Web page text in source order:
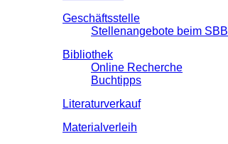
Geschäftsstelle
Stellenangebote beim SBB
Bibliothek
Online Recherche
Buchtipps
Literaturverkauf
Materialverleih